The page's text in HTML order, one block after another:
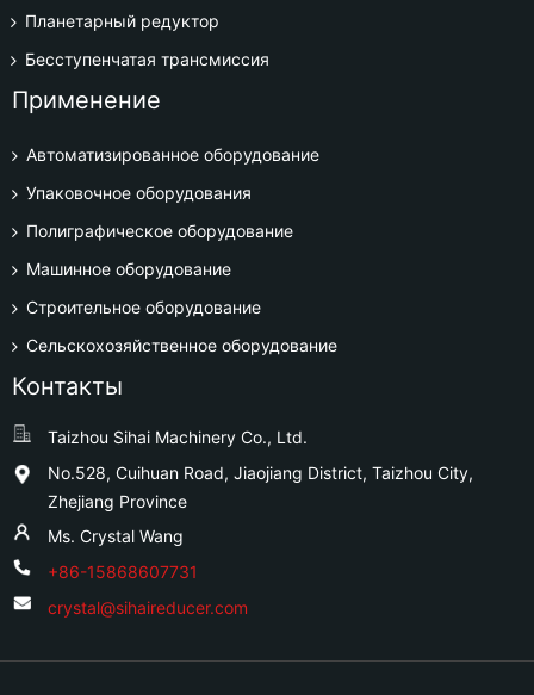
Планетарный редуктор
Бесступенчатая трансмиссия
Применение
Автоматизированное оборудование
Упаковочное оборудования
Полиграфическое оборудование
Машинное оборудование
Строительное оборудование
Сельскохозяйственное оборудование
Контакты
Taizhou Sihai Machinery Co., Ltd.
No.528, Cuihuan Road, Jiaojiang District, Taizhou City,
Zhejiang Province
Ms. Crystal Wang
+86-15868607731
crystal@sihaireducer.com